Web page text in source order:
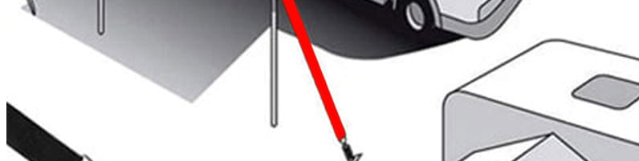
Animaux en camping-car
J'aime Camping-car Plus
VW collection
EQUIPEMENT EXTERIEUR
EXTERIEUR CABINE & CELLULE